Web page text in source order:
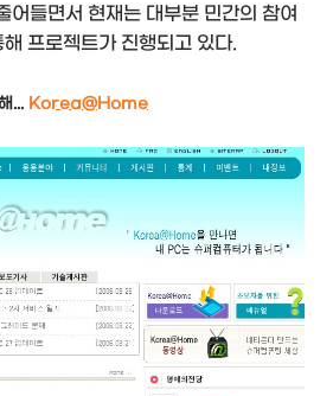
어들면서 현재는 대부분 민간의 참여
프로젝트가 진행되고 있다.
... Korea@Home